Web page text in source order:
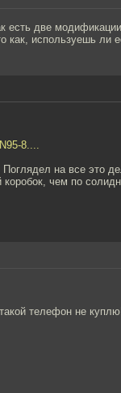
две
как, используешь ли
8....
на все это
чем по
телефон не